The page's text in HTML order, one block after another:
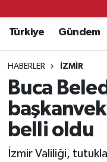
Türkiye Gündem
HABERLER İZMIR
Buca
belli oldu
İzmir Valiliği,
Süper Lig Puan
Tüm Manşetler
Son Dakika
Haber Arşivi